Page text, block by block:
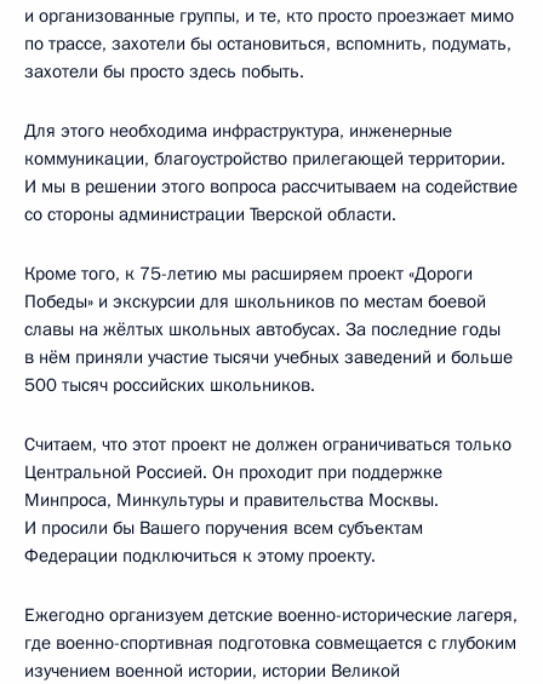
и организованные группы, и те, кто просто проезжает мимо
по трассе, захотели бы остановиться, вспомнить, подумать,
захотели бы просто здесь побыть.
Для этого необходима инфраструктура, инженерные
коммуникации, благоустройство прилегающей территории.
И мы в решении этого вопроса рассчитываем на содействие
со стороны администрации Тверской области.
Кроме того, к 75-летию мы расширяем проект «Дороги
Победы» и экскурсии для школьников по местам боевой
славы на жёлтых школьных автобусах. За последние годы
в нём приняли участие тысячи учебных заведений и больше
500 тысяч российских школьников.
Считаем, что этот проект не должен ограничиваться только
Центральной Россией. Он проходит при поддержке
Минпроса, Минкультуры и правительства Москвы.
И просили бы Вашего поручения всем субъектам
Федерации подключиться к этому проекту.
Ежегодно организуем детские военно-исторические лагеря,
где военно-спортивная подготовка совмещается с глубоким
изучением военной истории, истории Великой